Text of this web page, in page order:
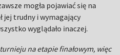
mogła pojawiać się na
jej trudny i wymagający
wyglądało inaczej.
na etapie finałowym, więc